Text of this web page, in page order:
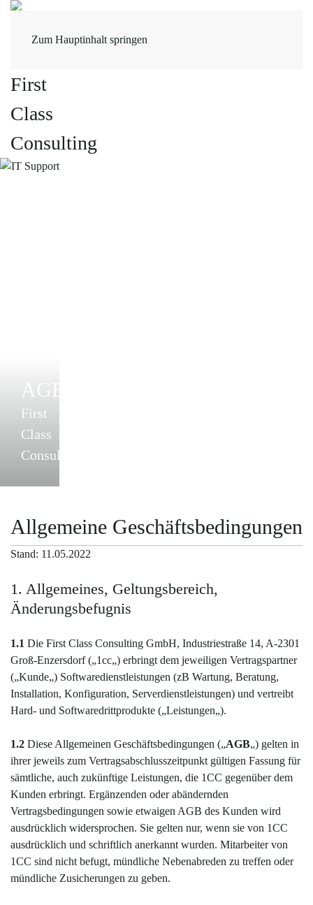
Zum Hauptinhalt springen
AGB
First
Class
Consulting
Allgemeine Geschäftsbedingungen
Stand: 11.05.2022
1. Allgemeines, Geltungsbereich,
Änderungsbefugnis
1.1 Die First Class Consulting GmbH, Industriestraße 14, A-2301
Groß-Enzersdorf („1cc„) erbringt dem jeweiligen Vertragspartner
(„Kunde„) Softwaredienstleistungen (zB Wartung, Beratung,
Installation, Konfiguration, Serverdienstleistungen) und vertreibt
Hard- und Softwaredrittprodukte („Leistungen„).
1.2 Diese Allgemeinen Geschäftsbedingungen („AGB„) gelten in
ihrer jeweils zum Vertragsabschlusszeitpunkt gültigen Fassung für
sämtliche, auch zukünftige Leistungen, die 1CC gegenüber dem
Kunden erbringt. Ergänzenden oder abändernden
Vertragsbedingungen sowie etwaigen AGB des Kunden wird
ausdrücklich widersprochen. Sie gelten nur, wenn sie von 1CC
ausdrücklich und schriftlich anerkannt wurden. Mitarbeiter von
1CC sind nicht befugt, mündliche Nebenabreden zu treffen oder
mündliche Zusicherungen zu geben.